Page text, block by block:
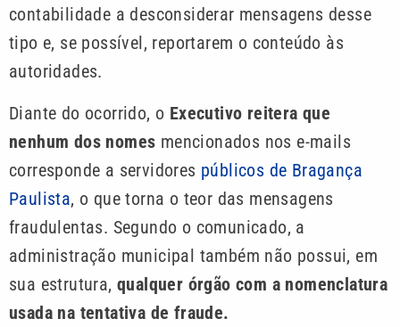
contabilidade a desconsiderar mensagens desse
tipo e, se possível, reportarem o conteúdo às
autoridades.
Diante do ocorrido, o Executivo reitera que
nenhum dos nomes mencionados nos e-mails
corresponde a servidores públicos de Bragança
Paulista, o que torna o teor das mensagens
fraudulentas. Segundo o comunicado, a
administração municipal também não possui, em
sua estrutura,qualquer órgão com a nomenclatura
usada na tentativa de fraude.